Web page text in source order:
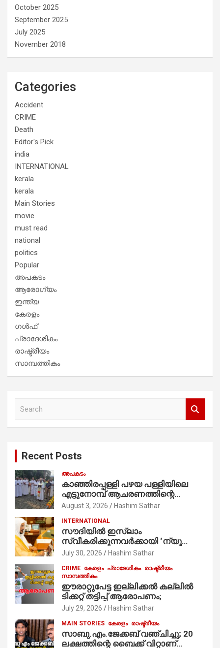
October 2025
September 2025
July 2025
November 2018
Categories
Accident
CRIME
Death
Editor's Pick
india
INTERNATIONAL
kerala
kerala
Main Stories
movie
must read
national
politics
Popular
അപകടം
ആരോഗ്യം
ഇന്ത്യ
കേരളം
ഗൾഫ്
പ്രാദേശികം
രാഷ്ട്രീയം
സാമ്പത്തികം
Recent Posts
അപകടം
കാഞ്ഞിരപ്പള്ളി പഴയ പള്ളിയിലെ
എട്ടുനോമ്പ് ആചരണത്തിന്റെ
ഭാഗമായുള്ള പന്തലിന്റെ കാൽനാട്ട്
കുര്യൻ താമരശ്ശേരി
നിർവഹിക്കുന്നു.
August 3, 2026 Hashim Sathar
INTERNATIONAL
സൗദിയില്‍ ഇസ്‌ലാം
സ്വീകരിക്കുന്നവര്‍ക്കായി ‘ന്യൂ
മുസ്ലിം’ ഡിജിറ്റല്‍ കാര്‍ഡ് സേവനം
July 30, 2026 Hashim Sathar
CRIME കേരളം പ്രാദേശികം രാഷ്ട്രീയം
സാമ്പത്തികം
ഈരാറ്റുപേട്ട ഇല്ലിക്കൽ കല്ലിൽ
ടിക്കറ്റ് തട്ടിപ്പ് ആരോപണം;
July 29, 2026 Hashim Sathar
MAIN STORIES കേരളം രാഷ്ട്രീയം
സാബു.എം.ജേക്കബ് വഞ്ചിച്ചു; 20
ലക്ഷത്തിന്റെ ബൈക്ക് വിറ്റാണ്